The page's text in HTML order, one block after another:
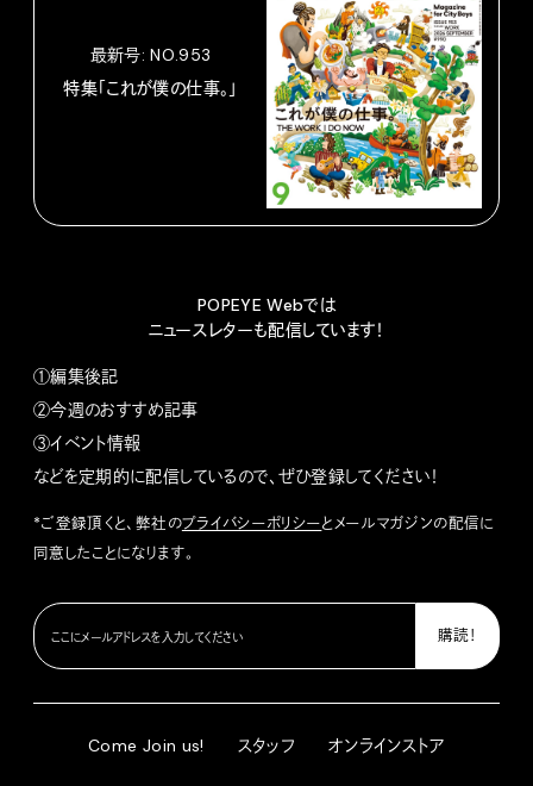
最新号: NO.953
特集「これが僕の仕事。」
POPEYE Webでは
ニュースレターも配信しています！
①編集後記
②今週のおすすめ記事
③イベント情報
などを定期的に配信しているので、ぜひ登録してください！
*ご登録頂くと、弊社のプライバシーポリシーとメールマガジンの配信に
同意したことになります。
Come Join us! スタッフ オンラインストア